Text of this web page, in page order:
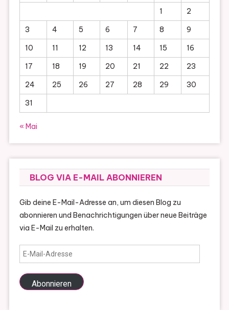
1
2
3
4 5 6 7 8
9
10
11 12 13 14 15
16
17
18 19 20 21 22
23
24
25 26 27 28 29
30
31
« Mai
BLOG VIA E-MAIL ABONNIEREN
Gib deine E-Mail-Adresse an, um diesen Blog zu
abonnieren und Benachrichtigungen über neue Beiträge
via E-Mail zu erhalten.
E-
Mail-
Adresse
Abonnieren